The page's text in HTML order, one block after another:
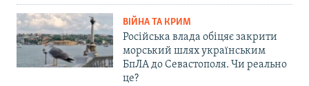
ВІЙНА ТА КРИМ
Російська влада обіцяє закрити
морський шлях українським
БпЛА до Севастополя. Чи реально
це?